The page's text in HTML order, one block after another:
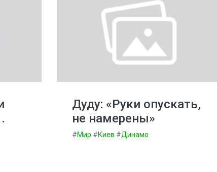
Дуду: «Руки опускать,
не намерены»
#Мир #Киев #Динамо